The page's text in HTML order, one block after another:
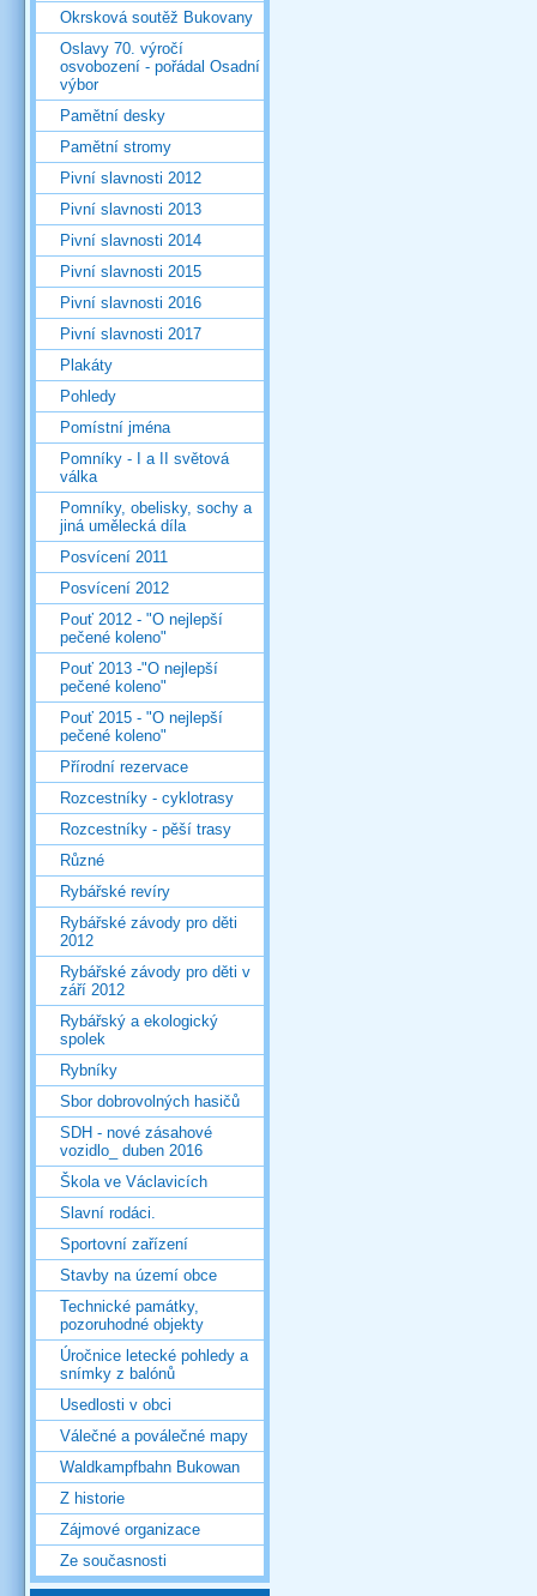
Okrsková soutěž Bukovany
Oslavy 70. výročí
osvobození - pořádal Osadní
výbor
Pamětní desky
Pamětní stromy
Pivní slavnosti 2012
Pivní slavnosti 2013
Pivní slavnosti 2014
Pivní slavnosti 2015
Pivní slavnosti 2016
Pivní slavnosti 2017
Plakáty
Pohledy
Pomístní jména
Pomníky - I a II světová
válka
Pomníky, obelisky, sochy a
jiná umělecká díla
Posvícení 2011
Posvícení 2012
Pouť 2012 - "O nejlepší
pečené koleno"
Pouť 2013 -"O nejlepší
pečené koleno"
Pouť 2015 - "O nejlepší
pečené koleno"
Přírodní rezervace
Rozcestníky - cyklotrasy
Rozcestníky - pěší trasy
Různé
Rybářské revíry
Rybářské závody pro děti
2012
Rybářské závody pro děti v
září 2012
Rybářský a ekologický
spolek
Rybníky
Sbor dobrovolných hasičů
SDH - nové zásahové
vozidlo_ duben 2016
Škola ve Václavicích
Slavní rodáci.
Sportovní zařízení
Stavby na území obce
Technické památky,
pozoruhodné objekty
Úročnice letecké pohledy a
snímky z balónů
Usedlosti v obci
Válečné a poválečné mapy
Waldkampfbahn Bukowan
Z historie
Zájmové organizace
Ze současnosti